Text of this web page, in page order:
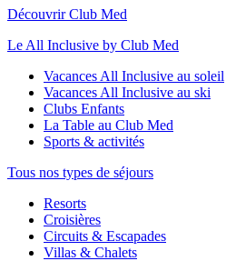
Découvrir Club Med
Le All Inclusive by Club Med
Vacances All Inclusive au soleil
Vacances All Inclusive au ski
Clubs Enfants
La Table au Club Med
Sports & activités
Tous nos types de séjours
Resorts
Croisières
Circuits & Escapades
Villas & Chalets